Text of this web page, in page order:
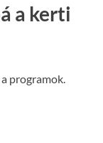
a kerti
programok.